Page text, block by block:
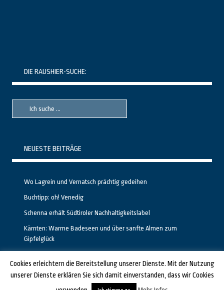
DIE RAUSHIER-SUCHE:
Suche
Suche
NEUESTE BEITRÄGE
Wo Lagrein und Vernatsch prächtig gedeihen
Buchtipp: oh! Venedig
Schenna erhält Südtiroler Nachhaltigkeitslabel
Kärnten: Warme Badeseen und über sanfte Almen zum
Gipfelglück
GESTALTET UND PROGRAMMIERT VON ALBERTO & FRANZ BEI LUCID.BERLIN
Cookies erleichtern die Bereitstellung unserer Dienste. Mit der Nutzung
unserer Dienste erklären Sie sich damit einverstanden, dass wir Cookies